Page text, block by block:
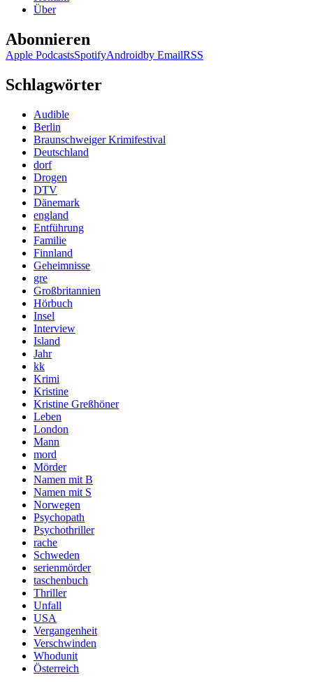
Über
Abonnieren
Apple PodcastsSpotifyAndroidby EmailRSS
Schlagwörter
Audible
Berlin
Braunschweiger Krimifestival
Deutschland
dorf
Drogen
DTV
Dänemark
england
Entführung
Familie
Finnland
Geheimnisse
gre
Großbritannien
Hörbuch
Insel
Interview
Island
Jahr
kk
Krimi
Kristine
Kristine Greßhöner
Leben
London
Mann
mord
Mörder
Namen mit B
Namen mit S
Norwegen
Psychopath
Psychothriller
rache
Schweden
serienmörder
taschenbuch
Thriller
Unfall
USA
Vergangenheit
Verschwinden
Whodunit
Österreich